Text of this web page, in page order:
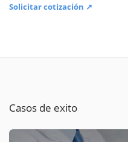
Solicitar cotización ↗
Casos de exito